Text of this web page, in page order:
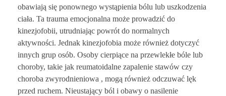
obawiają się ponownego wystąpienia bólu lub uszkodzenia
ciała. Ta trauma emocjonalna może prowadzić do
kinezjofobii, utrudniając powrót do normalnych
aktywności. Jednak kinezjofobia może również dotyczyć
innych grup osób. Osoby cierpiące na przewlekłe bóle lub
choroby, takie jak reumatoidalne zapalenie stawów czy
choroba zwyrodnieniowa , mogą również odczuwać lęk
przed ruchem. Nieustający ból i obawy o nasilenie